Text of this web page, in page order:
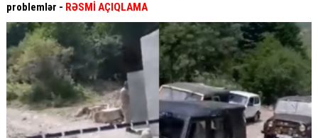
problemlər - RƏSMİ AÇIQLAMA